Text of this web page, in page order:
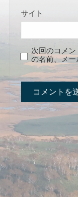
サイト
次回のコメ
の名前、メー